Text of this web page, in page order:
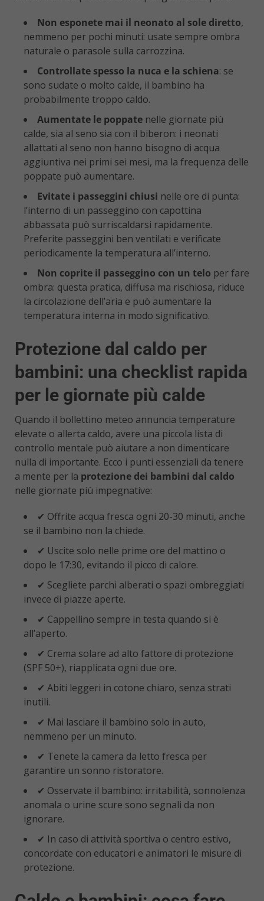
Non esponete mai il neonato al sole diretto,
nemmeno per pochi minuti: usate sempre ombra
naturale o parasole sulla carrozzina.
Controllate spesso la nuca e la schiena: se
sono sudate o molto calde, il bambino ha
probabilmente troppo caldo.
Aumentate le poppate nelle giornate più
calde, sia al seno sia con il biberon: i neonati
allattati al seno non hanno bisogno di acqua
aggiuntiva nei primi sei mesi, ma la frequenza delle
poppate può aumentare.
Evitate i passeggini chiusi nelle ore di punta:
l’interno di un passeggino con capottina
abbassata può surriscaldarsi rapidamente.
Preferite passeggini ben ventilati e verificate
periodicamente la temperatura all’interno.
Non coprite il passeggino con un telo per fare
ombra: questa pratica, diffusa ma rischiosa, riduce
la circolazione dell’aria e può aumentare la
temperatura interna in modo significativo.
Protezione dal caldo per
bambini: una checklist rapida
per le giornate più calde
Quando il bollettino meteo annuncia temperature
elevate o allerta caldo, avere una piccola lista di
controllo mentale può aiutare a non dimenticare
nulla di importante. Ecco i punti essenziali da tenere
a mente per la protezione dei bambini dal caldo
nelle giornate più impegnative:
✔ Offrite acqua fresca ogni 20-30 minuti, anche
se il bambino non la chiede.
✔ Uscite solo nelle prime ore del mattino o
dopo le 17:30, evitando il picco di calore.
✔ Scegliete parchi alberati o spazi ombreggiati
invece di piazze aperte.
✔ Cappellino sempre in testa quando si è
all’aperto.
✔ Crema solare ad alto fattore di protezione
(SPF 50+), riapplicata ogni due ore.
✔ Abiti leggeri in cotone chiaro, senza strati
inutili.
✔ Mai lasciare il bambino solo in auto,
nemmeno per un minuto.
✔ Tenete la camera da letto fresca per
garantire un sonno ristoratore.
✔ Osservate il bambino: irritabilità, sonnolenza
anomala o urine scure sono segnali da non
ignorare.
✔ In caso di attività sportiva o centro estivo,
concordate con educatori e animatori le misure di
protezione.